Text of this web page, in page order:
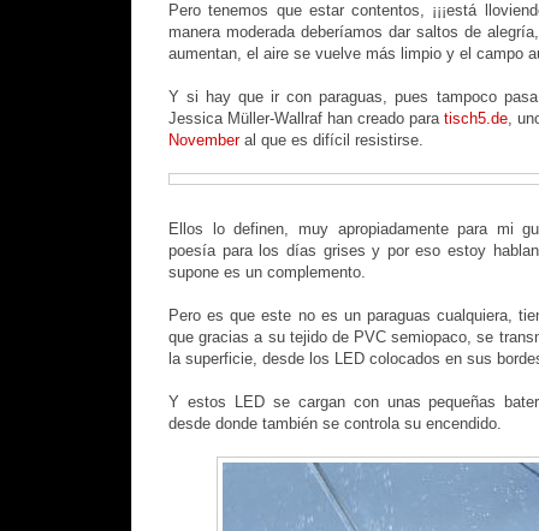
Pero tenemos que estar contentos, ¡¡¡está
manera moderada deberíamos dar saltos de
aumentan, el aire se vuelve más limpio y el campo
Y si hay que ir con paraguas, pues tampoco
Jessica Müller-Wallraf han creado para tisch5.de,
Novemberal que es difícil resistirse.
Ellos lo definen, muy apropiadamente para mi
poesía para los días grises y por eso estoy
supone es un complemento.
Pero es que este no es un paraguas cualquiera,
que gracias a su tejido de PVC semiopaco, se
la superficie, desde los LED colocados en sus
Y estos LED se cargan con unas pequeñas
desde donde también se controla su encendido.